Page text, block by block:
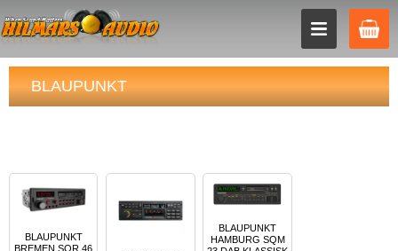
BLAUPUNKT
BLAUPUNKT
BREMEN SQR 46
BLAUPUNKT
HAMBURG SQM